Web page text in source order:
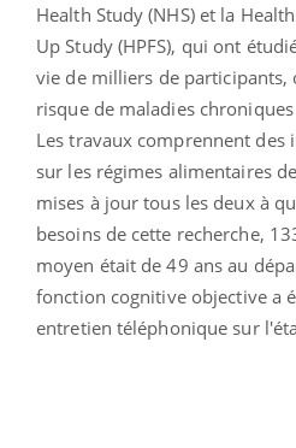
Health Study (NHS) et la
Up Study (HPFS), qui ont
vie de milliers de participants,
risque de maladies
Les travaux comprennent
sur les régimes alimentaires
mises à jour tous les deux à
besoins de cette recherche,
moyen était de 49 ans au
fonction cognitive objective a
entretien téléphonique sur